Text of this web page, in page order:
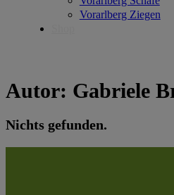
Vorarlberg Ziegen
Autor: Gabriele
Nichts gefunden.